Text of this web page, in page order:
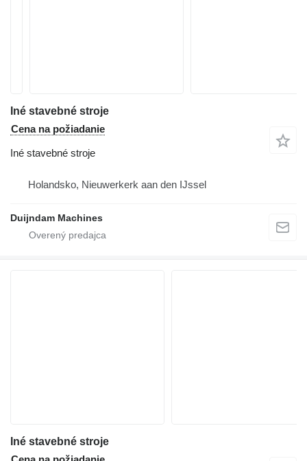
Iné stavebné stroje
Cena na požiadanie
Iné stavebné stroje
Holandsko, Nieuwerkerk aan den IJssel
Duijndam Machines
Iné stavebné stroje